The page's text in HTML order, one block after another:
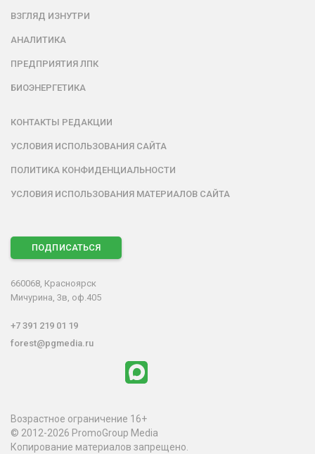
ВЗГЛЯД ИЗНУТРИ
АНАЛИТИКА
ПРЕДПРИЯТИЯ ЛПК
БИОЭНЕРГЕТИКА
КОНТАКТЫ РЕДАКЦИИ
УСЛОВИЯ ИСПОЛЬЗОВАНИЯ САЙТА
ПОЛИТИКА КОНФИДЕНЦИАЛЬНОСТИ
УСЛОВИЯ ИСПОЛЬЗОВАНИЯ МАТЕРИАЛОВ САЙТА
ПОДПИСАТЬСЯ
660068, Красноярск
Мичурина, 3в, оф.405
+7 391 219 01 19
forest@pgmedia.ru
Возрастное ограничение 16+
© 2012-2026 PromoGroup Media
Копирование материалов запрещено.